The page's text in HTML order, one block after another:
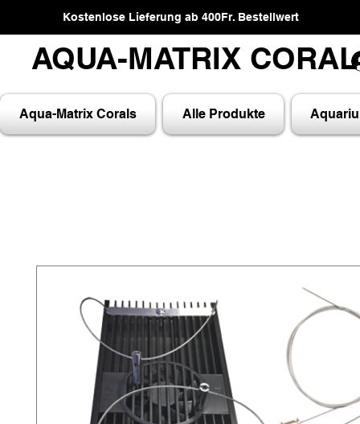
Kostenlose Lieferung ab 400Fr. Bestellwert
AQUA-MATRIX
AQUA-MATRIX
Aqua-Matrix Corals Alle Produkte